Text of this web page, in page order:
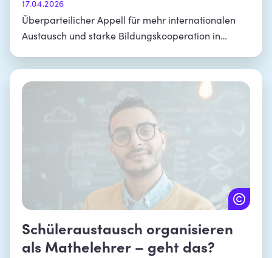
17.04.2026
Überparteilicher Appell für mehr internationalen
Austausch und starke Bildungskooperation in
Schüleraustausch organisieren
als Mathelehrer – geht das?